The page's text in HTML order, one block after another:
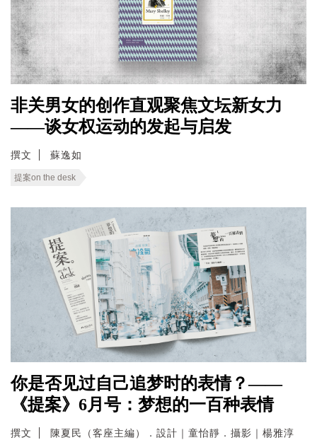
非关男女的创作直观聚焦文坛新女力
——谈女权运动的发起与启发
撰文 蘇逸如
提案on the desk
你是否见过自己追梦时的表情？——
《提案》6月号：梦想的一百种表情
撰文 陳夏民（客座主編）．設計｜童怡靜．攝影｜楊雅淳